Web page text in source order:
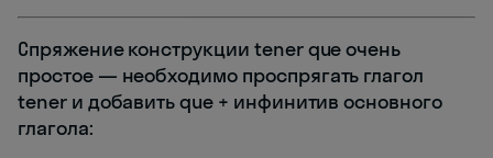
Спряжение конструкции tener que очень
простое — необходимо проспрягать глагол
tener и добавить que + инфинитив основного
глагола: